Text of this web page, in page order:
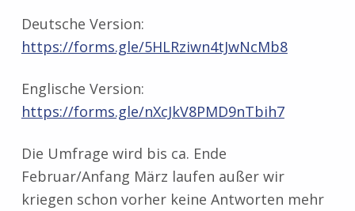
Deutsche Version:
https://forms.gle/5HLRziwn4tJwNcMb8
Englische Version:
https://forms.gle/nXcJkV8PMD9nTbih7
Die Umfrage wird bis ca. Ende
Februar/Anfang März laufen außer wir
kriegen schon vorher keine Antworten mehr